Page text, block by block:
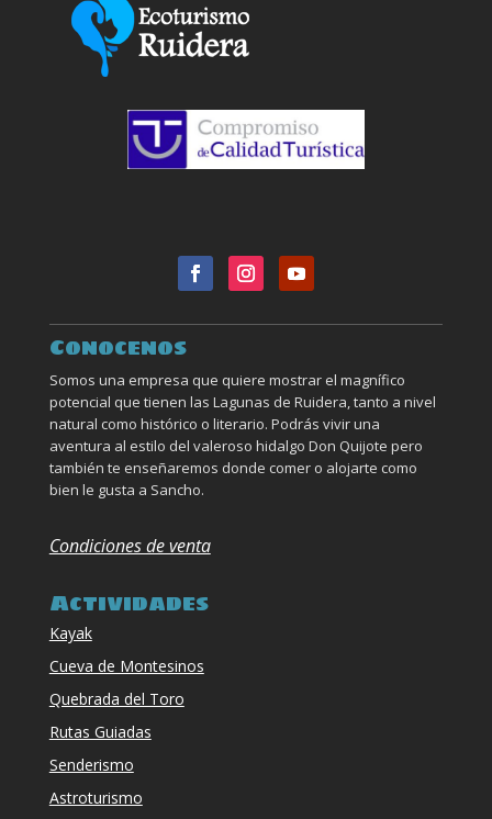
Conocenos
Somos una empresa que quiere mostrar el magnífico
potencial que tienen las Lagunas de Ruidera, tanto a nivel
natural como histórico o literario. Podrás vivir una
aventura al estilo del valeroso hidalgo Don Quijote pero
también te enseñaremos donde comer o alojarte como
bien le gusta a Sancho.
Condiciones de venta
Actividades
Kayak
Cueva de Montesinos
Quebrada del Toro
Rutas Guiadas
Senderismo
Astroturismo